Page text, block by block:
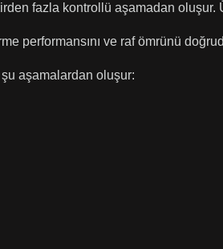
fazla kontrollü aşamadan oluşur.
performansını ve raf ömrünü
şu aşamalardan oluşur: